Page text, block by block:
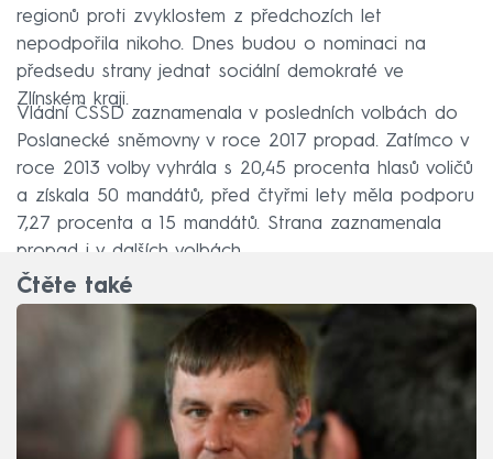
regionů proti zvyklostem z předchozích let
nepodpořila nikoho. Dnes budou o nominaci na
předsedu strany jednat sociální demokraté ve
Zlínském kraji.
Vládní ČSSD zaznamenala v posledních volbách do
Poslanecké sněmovny v roce 2017 propad. Zatímco v
roce 2013 volby vyhrála s 20,45 procenta hlasů voličů
a získala 50 mandátů, před čtyřmi lety měla podporu
7,27 procenta a 15 mandátů. Strana zaznamenala
propad i v dalších volbách.
Čtěte také